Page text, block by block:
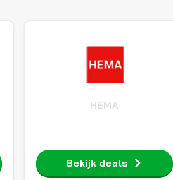
HEMA
Bekijk deals